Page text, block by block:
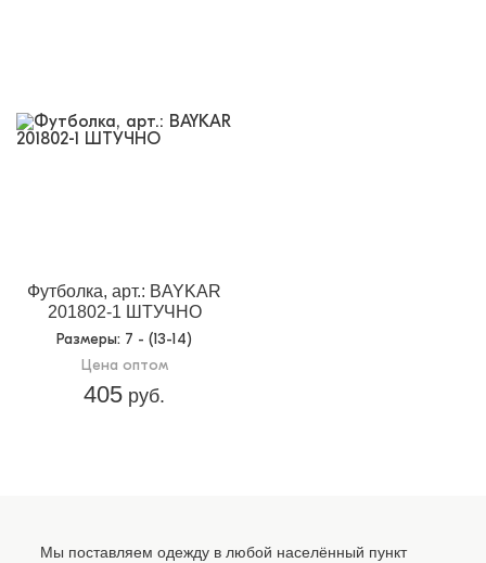
Футболка, арт.: BAYKAR
201802-1 ШТУЧНО
Размеры: 7 - (13-14)
Цена оптом
405 руб.
Мы поставляем одежду в любой населённый пункт